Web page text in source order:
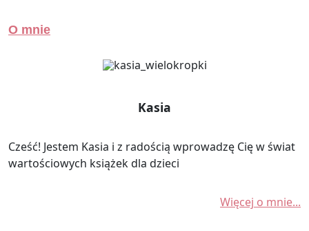
O mnie
Kasia
Cześć! Jestem Kasia i z radością wprowadzę Cię w świat
wartościowych książek dla dzieci
Więcej o mnie...